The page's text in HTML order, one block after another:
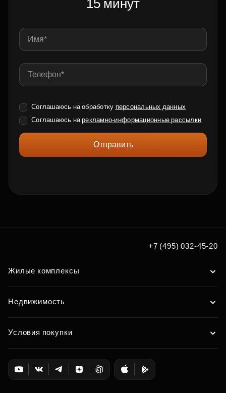
15 минут
Соглашаюсь на обработку персональных данных
Соглашаюсь нарекламно-информационные рассылки
Отправить
+7 (495) 032-45-20
Жилые комплексы
Недвижимость
Условия покупки